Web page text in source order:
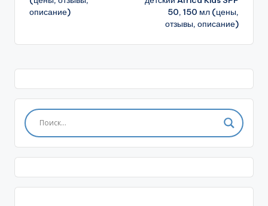
описание)
50, 150 мл (цены,
отзывы, описание)